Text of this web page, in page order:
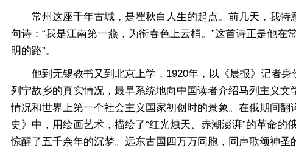
常州这座千年古城，是瞿秋白人生的起点。前几天，我特
句诗：“我是江南第一燕，为衔春色上云梢。”这首诗正是他
明的路”。
他到无锡教书又到北京上学，1920年，以《晨报》记者身
列宁故乡的真实情况，最早系统地向中国读者介绍马列主义
情况和世界上第一个社会主义国家初创时的景象。在俄期间
史》中，用绘画艺术，描绘了“红光烛天、赤潮澎湃”的革命的
惊醒了五千余年的沉梦。远东古国四万万同胞，同声歌颂神